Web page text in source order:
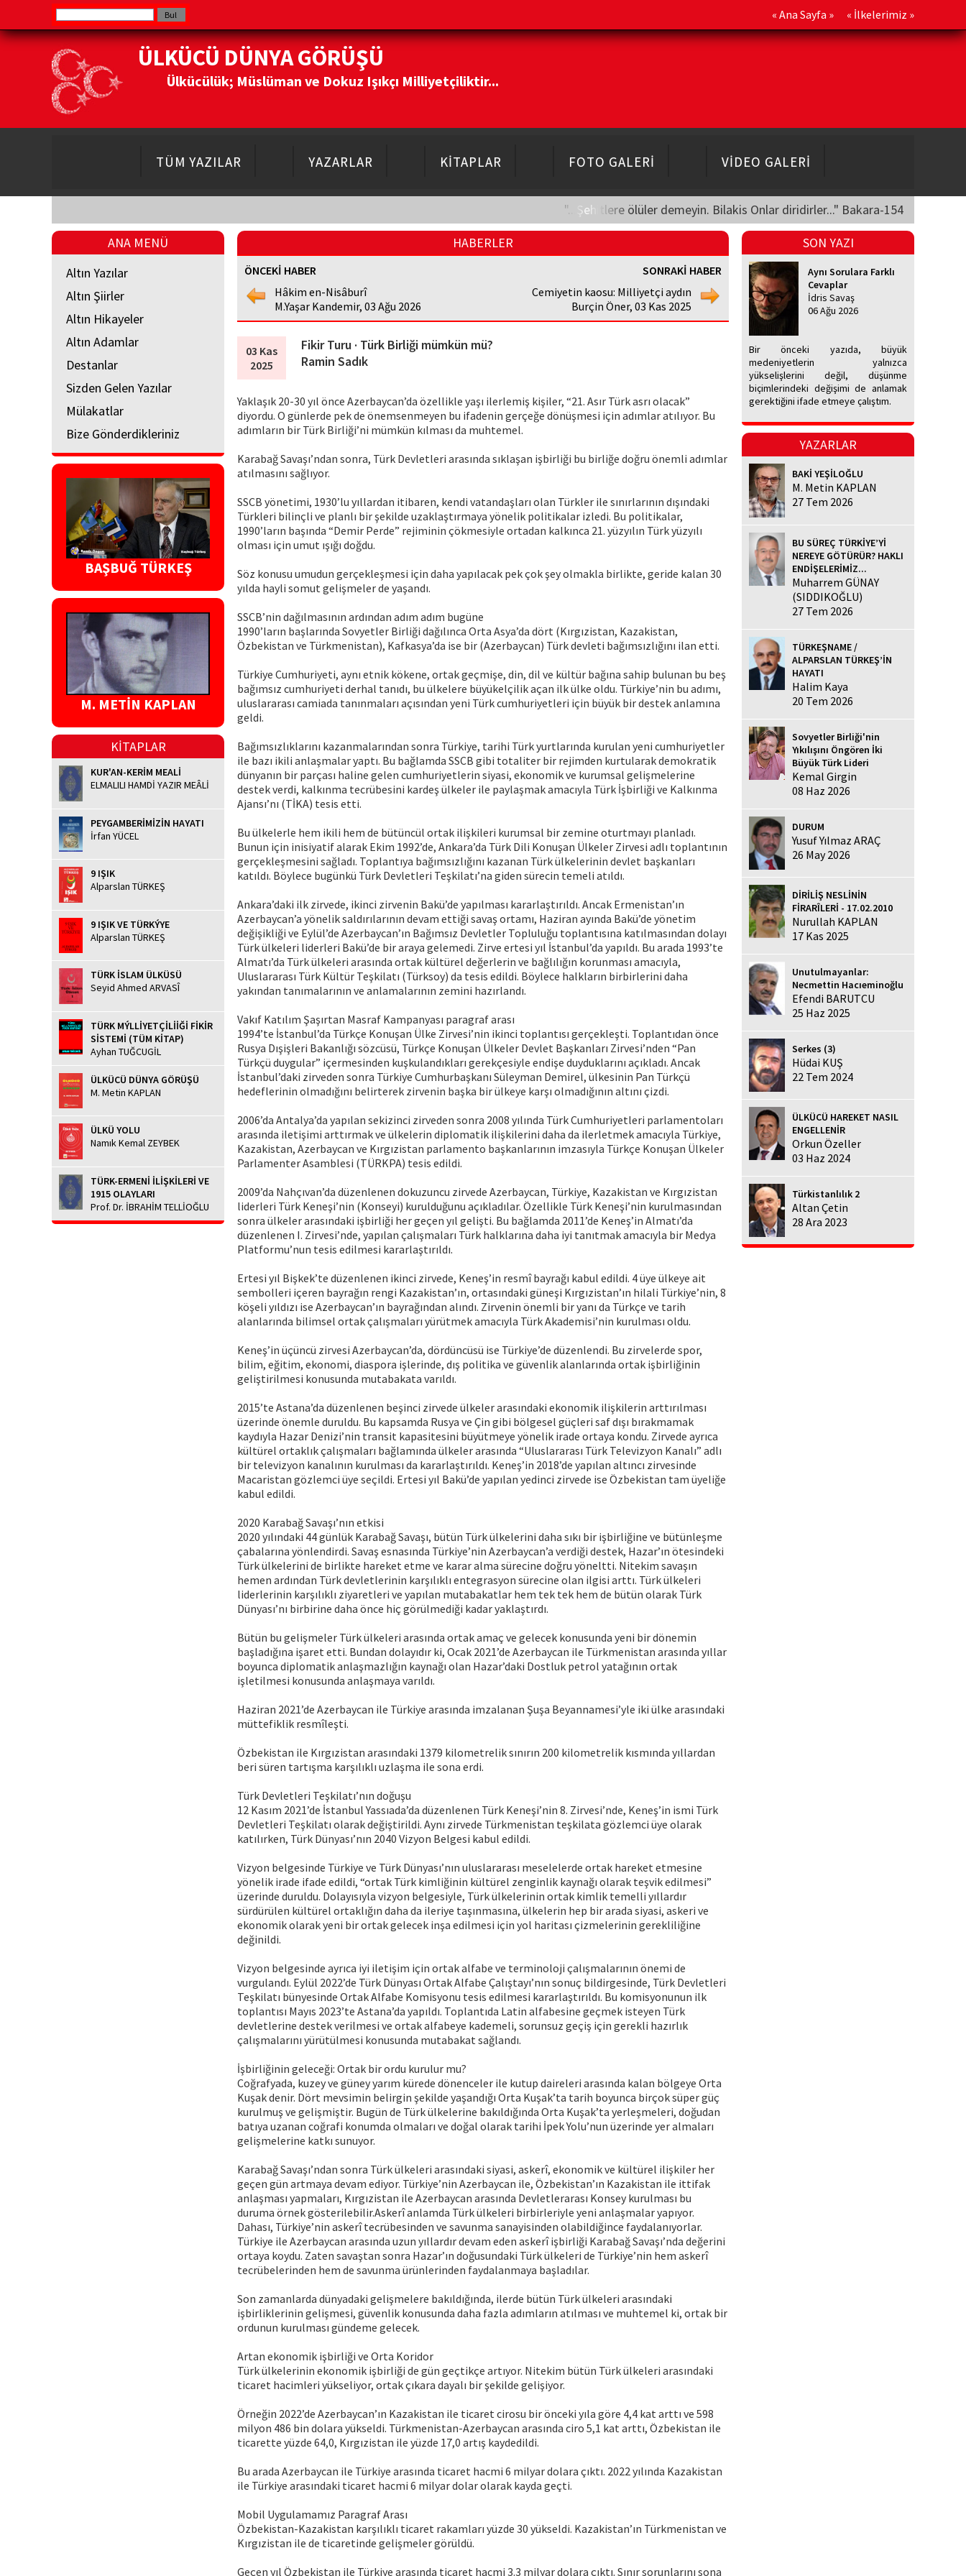
« Ana Sayfa » « İlkelerimiz »
ÜLKÜCÜ DÜNYA GÖRÜŞÜ
Ülkücülük; Müslüman ve Dokuz Işıkçı Milliyetçiliktir...
TÜM YAZILAR YAZARLAR KİTAPLAR FOTO GALERİ VİDEO GALERİ
"...Şehitlere ölüler demeyin. Bilakis Onlar diridirler..." Bakara-154
ANA MENÜ
Altın Yazılar
Altın Şiirler
Altın Hikayeler
Altın Adamlar
Destanlar
Sizden Gelen Yazılar
Mülakatlar
Bize Gönderdikleriniz
BAŞBUĞ TÜRKEŞ
M. METİN KAPLAN
KİTAPLAR
KUR'AN-KERİM MEALİ
ELMALILI HAMDİ YAZIR MEÂLİ
PEYGAMBERİMİZİN HAYATI
İrfan YÜCEL
9 IŞIK
Alparslan TÜRKEŞ
9 IŞIK VE TÜRKÝYE
Alparslan TÜRKEŞ
TÜRK İSLAM ÜLKÜSÜ
Seyid Ahmed ARVASÎ
TÜRK MÝLLİYETÇİLİİĞİ FİKİR
SİSTEMİ (TÜM KİTAP)
Ayhan TUĞCUGİL
ÜLKÜCÜ DÜNYA GÖRÜŞÜ
M. Metin KAPLAN
ÜLKÜ YOLU
Namık Kemal ZEYBEK
TÜRK-ERMENİ İLİŞKİLERİ VE
1915 OLAYLARI
Prof. Dr. İBRAHİM TELLİOĞLU
HABERLER
ÖNCEKİ HABER
Hâkim en-Nisâburî
M.Yaşar Kandemir, 03 Ağu 2026
SONRAKİ HABER
Cemiyetin kaosu: Milliyetçi aydın
Burçin Öner, 03 Kas 2025
03 Kas
2025
Fikir Turu · Türk Birliği mümkün mü?
Ramin Sadık
Yaklaşık 20-30 yıl önce Azerbaycan’da özellikle yaşı ilerlemiş kişiler, “21. Asır Türk asrı olacak”
diyordu. O günlerde pek de önemsenmeyen bu ifadenin gerçeğe dönüşmesi için adımlar atılıyor. Bu
adımların bir Türk Birliği’ni mümkün kılması da muhtemel.
Karabağ Savaşı’ndan sonra, Türk Devletleri arasında sıklaşan işbirliği bu birliğe doğru önemli adımlar
atılmasını sağlıyor.
SSCB yönetimi, 1930’lu yıllardan itibaren, kendi vatandaşları olan Türkler ile sınırlarının dışındaki
Türkleri bilinçli ve planlı bir şekilde uzaklaştırmaya yönelik politikalar izledi. Bu politikalar,
1990’ların başında “Demir Perde” rejiminin çökmesiyle ortadan kalkınca 21. yüzyılın Türk yüzyılı
olması için umut ışığı doğdu.
Söz konusu umudun gerçekleşmesi için daha yapılacak pek çok şey olmakla birlikte, geride kalan 30
yılda hayli somut gelişmeler de yaşandı.
SSCB’nin dağılmasının ardından adım adım bugüne
1990’ların başlarında Sovyetler Birliği dağılınca Orta Asya’da dört (Kırgızistan, Kazakistan,
Özbekistan ve Türkmenistan), Kafkasya’da ise bir (Azerbaycan) Türk devleti bağımsızlığını ilan etti.
Türkiye Cumhuriyeti, aynı etnik kökene, ortak geçmişe, din, dil ve kültür bağına sahip bulunan bu beş
bağımsız cumhuriyeti derhal tanıdı, bu ülkelere büyükelçilik açan ilk ülke oldu. Türkiye’nin bu adımı,
uluslararası camiada tanınmaları açısından yeni Türk cumhuriyetleri için büyük bir destek anlamına
geldi.
Bağımsızlıklarını kazanmalarından sonra Türkiye, tarihi Türk yurtlarında kurulan yeni cumhuriyetler
ile bazı ikili anlaşmalar yaptı. Bu bağlamda SSCB gibi totaliter bir rejimden kurtularak demokratik
dünyanın bir parçası haline gelen cumhuriyetlerin siyasi, ekonomik ve kurumsal gelişmelerine
destek verdi, kalkınma tecrübesini kardeş ülkeler ile paylaşmak amacıyla Türk İşbirliği ve Kalkınma
Ajansı’nı (TİKA) tesis etti.
Bu ülkelerle hem ikili hem de bütüncül ortak ilişkileri kurumsal bir zemine oturtmayı planladı.
Bunun için inisiyatif alarak Ekim 1992’de, Ankara’da Türk Dili Konuşan Ülkeler Zirvesi adlı toplantının
gerçekleşmesini sağladı. Toplantıya bağımsızlığını kazanan Türk ülkelerinin devlet başkanları
katıldı. Böylece bugünkü Türk Devletleri Teşkilatı’na giden sürecin temeli atıldı.
Ankara’daki ilk zirvede, ikinci zirvenin Bakü’de yapılması kararlaştırıldı. Ancak Ermenistan’ın
Azerbaycan’a yönelik saldırılarının devam ettiği savaş ortamı, Haziran ayında Bakü’de yönetim
değişikliği ve Eylül’de Azerbaycan’ın Bağımsız Devletler Topluluğu toplantısına katılmasından dolayı
Türk ülkeleri liderleri Bakü’de bir araya gelemedi. Zirve ertesi yıl İstanbul’da yapıldı. Bu arada 1993’te
Almatı’da Türk ülkeleri arasında ortak kültürel değerlerin ve bağlılığın korunması amacıyla,
Uluslararası Türk Kültür Teşkilatı (Türksoy) da tesis edildi. Böylece halkların birbirlerini daha
yakından tanımalarının ve anlamalarının zemini hazırlandı.
Vakıf Katılım Şaşırtan Masraf Kampanyası paragraf arası
1994’te İstanbul’da Türkçe Konuşan Ülke Zirvesi’nin ikinci toplantısı gerçekleşti. Toplantıdan önce
Rusya Dışişleri Bakanlığı sözcüsü, Türkçe Konuşan Ülkeler Devlet Başkanları Zirvesi’nden “Pan
Türkçü duygular” içermesinden kuşkulandıkları gerekçesiyle endişe duyduklarını açıkladı. Ancak
İstanbul’daki zirveden sonra Türkiye Cumhurbaşkanı Süleyman Demirel, ülkesinin Pan Türkçü
hedeflerinin olmadığını belirterek zirvenin başka bir ülkeye karşı olmadığının altını çizdi.
2006’da Antalya’da yapılan sekizinci zirveden sonra 2008 yılında Türk Cumhuriyetleri parlamentoları
arasında iletişimi arttırmak ve ülkelerin diplomatik ilişkilerini daha da ilerletmek amacıyla Türkiye,
Kazakistan, Azerbaycan ve Kırgızistan parlamento başkanlarının imzasıyla Türkçe Konuşan Ülkeler
Parlamenter Asamblesi (TÜRKPA) tesis edildi.
2009’da Nahçıvan’da düzenlenen dokuzuncu zirvede Azerbaycan, Türkiye, Kazakistan ve Kırgızistan
liderleri Türk Keneşi’nin (Konseyi) kurulduğunu açıkladılar. Özellikle Türk Keneşi’nin kurulmasından
sonra ülkeler arasındaki işbirliği her geçen yıl gelişti. Bu bağlamda 2011’de Keneş’in Almatı’da
düzenlenen I. Zirvesi’nde, yapılan çalışmaları Türk halklarına daha iyi tanıtmak amacıyla bir Medya
Platformu’nun tesis edilmesi kararlaştırıldı.
Ertesi yıl Bişkek’te düzenlenen ikinci zirvede, Keneş’in resmî bayrağı kabul edildi. 4 üye ülkeye ait
sembolleri içeren bayrağın rengi Kazakistan’ın, ortasındaki güneşi Kırgızistan’ın hilali Türkiye’nin, 8
köşeli yıldızı ise Azerbaycan’ın bayrağından alındı. Zirvenin önemli bir yanı da Türkçe ve tarih
alanlarında bilimsel ortak çalışmaları yürütmek amacıyla Türk Akademisi’nin kurulması oldu.
Keneş’in üçüncü zirvesi Azerbaycan’da, dördüncüsü ise Türkiye’de düzenlendi. Bu zirvelerde spor,
bilim, eğitim, ekonomi, diaspora işlerinde, dış politika ve güvenlik alanlarında ortak işbirliğinin
geliştirilmesi konusunda mutabakata varıldı.
2015’te Astana’da düzenlenen beşinci zirvede ülkeler arasındaki ekonomik ilişkilerin arttırılması
üzerinde önemle duruldu. Bu kapsamda Rusya ve Çin gibi bölgesel güçleri saf dışı bırakmamak
kaydıyla Hazar Denizi’nin transit kapasitesini büyütmeye yönelik irade ortaya kondu. Zirvede ayrıca
kültürel ortaklık çalışmaları bağlamında ülkeler arasında “Uluslararası Türk Televizyon Kanalı” adlı
bir televizyon kanalının kurulması da kararlaştırıldı. Keneş’in 2018’de yapılan altıncı zirvesinde
Macaristan gözlemci üye seçildi. Ertesi yıl Bakü’de yapılan yedinci zirvede ise Özbekistan tam üyeliğe
kabul edildi.
2020 Karabağ Savaşı’nın etkisi
2020 yılındaki 44 günlük Karabağ Savaşı, bütün Türk ülkelerini daha sıkı bir işbirliğine ve bütünleşme
çabalarına yönlendirdi. Savaş esnasında Türkiye’nin Azerbaycan’a verdiği destek, Hazar’ın ötesindeki
Türk ülkelerini de birlikte hareket etme ve karar alma sürecine doğru yöneltti. Nitekim savaşın
hemen ardından Türk devletlerinin karşılıklı entegrasyon sürecine olan ilgisi arttı. Türk ülkeleri
liderlerinin karşılıklı ziyaretleri ve yapılan mutabakatlar hem tek tek hem de bütün olarak Türk
Dünyası’nı birbirine daha önce hiç görülmediği kadar yaklaştırdı.
Bütün bu gelişmeler Türk ülkeleri arasında ortak amaç ve gelecek konusunda yeni bir dönemin
başladığına işaret etti. Bundan dolayıdır ki, Ocak 2021’de Azerbaycan ile Türkmenistan arasında yıllar
boyunca diplomatik anlaşmazlığın kaynağı olan Hazar’daki Dostluk petrol yatağının ortak
işletilmesi konusunda anlaşmaya varıldı.
Haziran 2021’de Azerbaycan ile Türkiye arasında imzalanan Şuşa Beyannamesi’yle iki ülke arasındaki
müttefiklik resmîleşti.
Özbekistan ile Kırgızistan arasındaki 1379 kilometrelik sınırın 200 kilometrelik kısmında yıllardan
beri süren tartışma karşılıklı uzlaşma ile sona erdi.
Türk Devletleri Teşkilatı’nın doğuşu
12 Kasım 2021’de İstanbul Yassıada’da düzenlenen Türk Keneşi’nin 8. Zirvesi’nde, Keneş’in ismi Türk
Devletleri Teşkilatı olarak değiştirildi. Aynı zirvede Türkmenistan teşkilata gözlemci üye olarak
katılırken, Türk Dünyası’nın 2040 Vizyon Belgesi kabul edildi.
Vizyon belgesinde Türkiye ve Türk Dünyası’nın uluslararası meselelerde ortak hareket etmesine
yönelik irade ifade edildi, “ortak Türk kimliğinin kültürel zenginlik kaynağı olarak teşvik edilmesi”
üzerinde duruldu. Dolayısıyla vizyon belgesiyle, Türk ülkelerinin ortak kimlik temelli yıllardır
sürdürülen kültürel ortaklığın daha da ileriye taşınmasına, ülkelerin hep bir arada siyasi, askeri ve
ekonomik olarak yeni bir ortak gelecek inşa edilmesi için yol haritası çizmelerinin gerekliliğine
değinildi.
Vizyon belgesinde ayrıca iyi iletişim için ortak alfabe ve terminoloji çalışmalarının önemi de
vurgulandı. Eylül 2022’de Türk Dünyası Ortak Alfabe Çalıştayı’nın sonuç bildirgesinde, Türk Devletleri
Teşkilatı bünyesinde Ortak Alfabe Komisyonu tesis edilmesi kararlaştırıldı. Bu komisyonunun ilk
toplantısı Mayıs 2023’te Astana’da yapıldı. Toplantıda Latin alfabesine geçmek isteyen Türk
devletlerine destek verilmesi ve ortak alfabeye kademeli, sorunsuz geçiş için gerekli hazırlık
çalışmalarını yürütülmesi konusunda mutabakat sağlandı.
İşbirliğinin geleceği: Ortak bir ordu kurulur mu?
Coğrafyada, kuzey ve güney yarım kürede dönenceler ile kutup daireleri arasında kalan bölgeye Orta
Kuşak denir. Dört mevsimin belirgin şekilde yaşandığı Orta Kuşak’ta tarih boyunca birçok süper güç
kurulmuş ve gelişmiştir. Bugün de Türk ülkelerine bakıldığında Orta Kuşak’ta yerleşmeleri, doğudan
batıya uzanan coğrafi konumda olmaları ve doğal olarak tarihi İpek Yolu’nun üzerinde yer almaları
gelişmelerine katkı sunuyor.
Karabağ Savaşı’ndan sonra Türk ülkeleri arasındaki siyasi, askerî, ekonomik ve kültürel ilişkiler her
geçen gün artmaya devam ediyor. Türkiye’nin Azerbaycan ile, Özbekistan’ın Kazakistan ile ittifak
anlaşması yapmaları, Kırgızistan ile Azerbaycan arasında Devletlerarası Konsey kurulması bu
duruma örnek gösterilebilir.Askerî anlamda Türk ülkeleri birbirleriyle yeni anlaşmalar yapıyor.
Dahası, Türkiye’nin askerî tecrübesinden ve savunma sanayisinden olabildiğince faydalanıyorlar.
Türkiye ile Azerbaycan arasında uzun yıllardır devam eden askerî işbirliği Karabağ Savaşı’nda değerini
ortaya koydu. Zaten savaştan sonra Hazar’ın doğusundaki Türk ülkeleri de Türkiye’nin hem askerî
tecrübelerinden hem de savunma ürünlerinden faydalanmaya başladılar.
Son zamanlarda dünyadaki gelişmelere bakıldığında, ilerde bütün Türk ülkeleri arasındaki
işbirliklerinin gelişmesi, güvenlik konusunda daha fazla adımların atılması ve muhtemel ki, ortak bir
ordunun kurulması gündeme gelecek.
Artan ekonomik işbirliği ve Orta Koridor
Türk ülkelerinin ekonomik işbirliği de gün geçtikçe artıyor. Nitekim bütün Türk ülkeleri arasındaki
ticaret hacimleri yükseliyor, ortak çıkara dayalı bir şekilde gelişiyor.
Örneğin 2022’de Azerbaycan’ın Kazakistan ile ticaret cirosu bir önceki yıla göre 4,4 kat arttı ve 598
milyon 486 bin dolara yükseldi. Türkmenistan-Azerbaycan arasında ciro 5,1 kat arttı, Özbekistan ile
ticarette yüzde 64,0, Kırgızistan ile yüzde 17,0 artış kaydedildi.
Bu arada Azerbaycan ile Türkiye arasında ticaret hacmi 6 milyar dolara çıktı. 2022 yılında Kazakistan
ile Türkiye arasındaki ticaret hacmi 6 milyar dolar olarak kayda geçti.
Mobil Uygulamamız Paragraf Arası
Özbekistan-Kazakistan karşılıklı ticaret rakamları yüzde 30 yükseldi. Kazakistan’ın Türkmenistan ve
Kırgızistan ile de ticaretinde gelişmeler görüldü.
Geçen yıl Özbekistan ile Türkiye arasında ticaret hacmi 3.3 milyar dolara çıktı. Sınır sorunlarını sona
SON YAZI
Aynı Sorulara Farklı
Cevaplar
İdris Savaş
06 Ağu 2026
Bir önceki yazıda, büyük
medeniyetlerin yalnızca
yükselişlerini değil, düşünme
biçimlerindeki değişimi de anlamak
gerektiğini ifade etmeye çalıştım.
YAZARLAR
BAKİ YEŞİLOĞLU
M. Metin KAPLAN
27 Tem 2026
BU SÜREÇ TÜRKİYE’Yİ
NEREYE GÖTÜRÜR? HAKLI
ENDİŞELERİMİZ...
Muharrem GÜNAY
(SIDDIKOĞLU)
27 Tem 2026
TÜRKEŞNAME /
ALPARSLAN TÜRKEŞ’İN
HAYATI
Halim Kaya
20 Tem 2026
Sovyetler Birliği'nin
Yıkılışını Öngören İki
Büyük Türk Lideri
Kemal Girgin
08 Haz 2026
DURUM
Yusuf Yılmaz ARAÇ
26 May 2026
DİRİLİŞ NESLİNİN
FİRARÎLERİ - 17.02.2010
Nurullah KAPLAN
17 Kas 2025
Unutulmayanlar:
Necmettin Hacıeminoğlu
Efendi BARUTCU
25 Haz 2025
Serkes (3)
Hüdai KUŞ
22 Tem 2024
ÜLKÜCÜ HAREKET NASIL
ENGELLENİR
Orkun Özeller
03 Haz 2024
Türkistanlılık 2
Altan Çetin
28 Ara 2023